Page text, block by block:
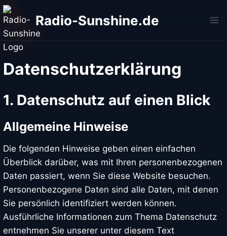
Zum
Inhalt
springen
Radio-Sunshine.de
Datenschutz­erklärung
1. Datenschutz auf einen Blick
Allgemeine Hinweise
Die folgenden Hinweise geben einen einfachen
Überblick darüber, was mit Ihren personenbezogenen
Daten passiert, wenn Sie diese Website besuchen.
Personenbezogene Daten sind alle Daten, mit denen
Sie persönlich identifiziert werden können.
Ausführliche Informationen zum Thema Datenschutz
entnehmen Sie unserer unter diesem Text